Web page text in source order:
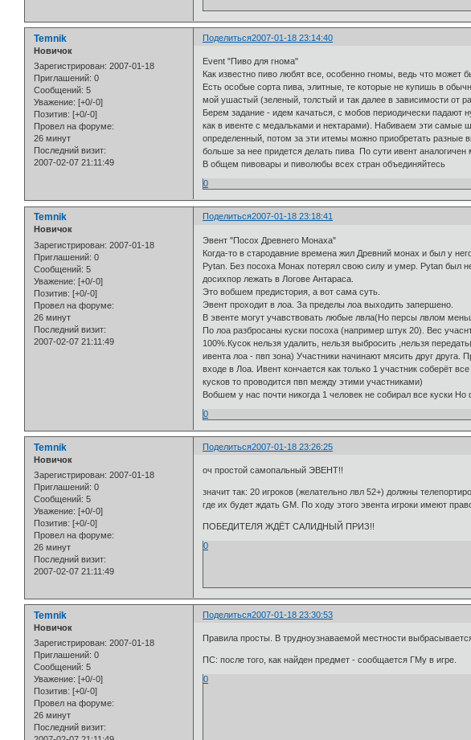
Поделиться2007-01-18 23:14:40
Temnik
Новичок
Зарегистрирован: 2007-01-18
Приглашений: 0
Сообщений: 5
Уважение: [+0/-0]
Позитив: [+0/-0]
Провел на форуме:
26 минут
Последний визит:
2007-02-07 21:11:49
Event "Пиво для гнома"
Как известно пиво любят все, особенно гномы, ведь что может
Есть особые сорта пива, элитные, те которые не купишь в
мой ушастый (зеленый, толстый и так далее в зависимости от
Берем задание - идем качаться, с мобов периодически
как в ивенте с медальками и нектарами). Набиваем эти самые
определенный, потом за эти итемы можно приобретать разные
больше за нее придется делать пива По сути ивент аналогичен
В общем пивовары и пиволюбы всех стран объединяйтесь
0
Поделиться2007-01-18 23:18:41
Temnik
Новичок
Зарегистрирован: 2007-01-18
Приглашений: 0
Сообщений: 5
Уважение: [+0/-0]
Позитив: [+0/-0]
Провел на форуме:
26 минут
Последний визит:
2007-02-07 21:11:49
Эвент "Посох Древнего Монаха"
Когда-то в стародавние времена жил Древний монах и был у
Pytan. Без посоха Монах потерял свою силу и умер. Pytan был
досихпор лежать в Логове Антараса.
Это вобшем предистория, а вот сама суть.
Эвент проходит в лоа. За пределы лоа выходить запершено.
В эвенте могут учавствовать любые лвла(Но персы лвлом
По лоа разбросаны куски посоха (например штук 20). Вес
100%.Кусок нельзя удалить, нельзя выбросить ,нельзя
ивента лоа - пвп зона) Участники начинают мясить друг
входе в Лоа. Ивент кончается как только 1 участник соберёт
кусков то проводится пвп между этими участниками)
Вобшем у нас почти никогда 1 человек не собирал все куски
0
Поделиться2007-01-18 23:26:25
Temnik
Новичок
Зарегистрирован: 2007-01-18
Приглашений: 0
Сообщений: 5
Уважение: [+0/-0]
Позитив: [+0/-0]
Провел на форуме:
26 минут
Последний визит:
2007-02-07 21:11:49
оч простой самопальный ЭВЕНТ!!
значит так: 20 игроков (желательно лвл 52+) должны
где их будет ждать GM. По ходу этого эвента игроки имеют
ПОБЕДИТЕЛЯ ЖДЁТ САЛИДНЫЙ ПРИЗ!!
0
Поделиться2007-01-18 23:30:53
Temnik
Новичок
Зарегистрирован: 2007-01-18
Приглашений: 0
Сообщений: 5
Уважение: [+0/-0]
Позитив: [+0/-0]
Провел на форуме:
26 минут
Последний визит:
Правила просты. В трудноузнаваемой местности
ПС: после того, как найден предмет - сообщается ГМу в игре.
0